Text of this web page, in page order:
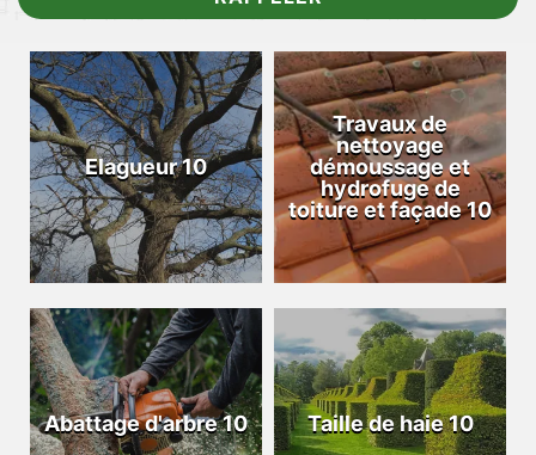
Elagueur 10
Travaux de
nettoyage
démoussage et
hydrofuge de
toiture et façade 10
Abattage d'arbre 10 Taille de haie 10